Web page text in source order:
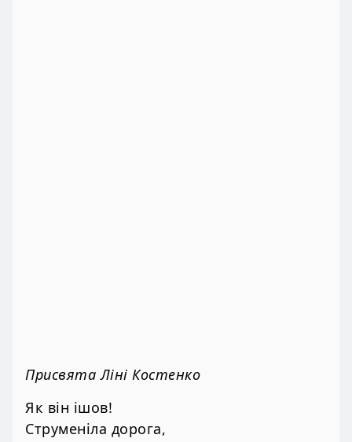
Присвята Ліні Костенко
Як він ішов!
Струменіла дорога,